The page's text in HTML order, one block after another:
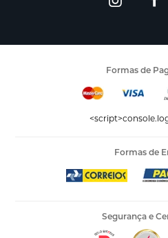
Formas de
Formas de
Segurança e